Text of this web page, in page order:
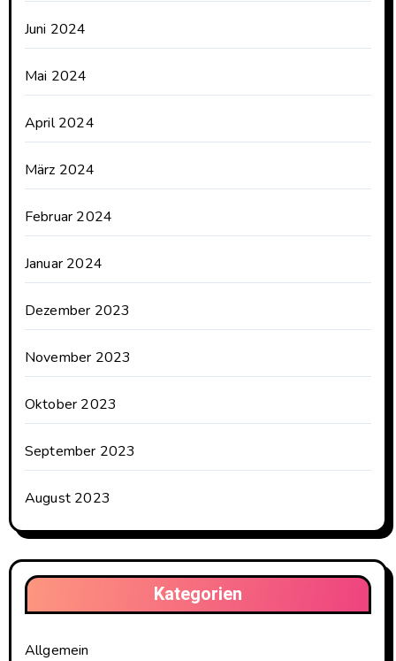
Juni 2024
Mai 2024
April 2024
März 2024
Februar 2024
Januar 2024
Dezember 2023
November 2023
Oktober 2023
September 2023
August 2023
Kategorien
Allgemein